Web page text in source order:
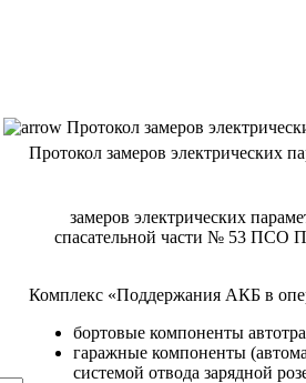
Протокол замеров
Протокол замеров электрических
замеров электрических
спасательной части № 53 ПСО
Комплекс «Поддержания АКБ в
бортовые компоненты
гаражные компоненты
системой отвода зарядной